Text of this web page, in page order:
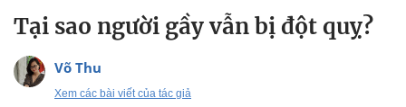
Tại sao người gầy vẫn bị đột quỵ?
Võ Thu
Xem các bài viết của tác giả